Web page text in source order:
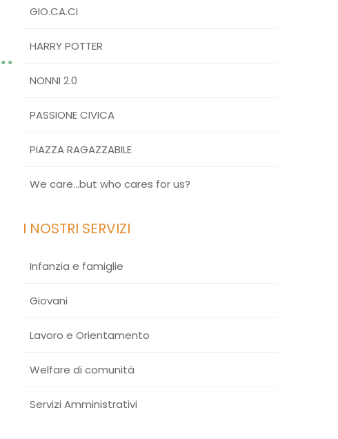
GIO.CA.CI
HARRY POTTER
NONNI 2.0
PASSIONE CIVICA
PIAZZA RAGAZZABILE
We care…but who cares for us?
I NOSTRI SERVIZI
Infanzia e famiglie
Giovani
Lavoro e Orientamento
Welfare di comunità
Servizi Amministrativi